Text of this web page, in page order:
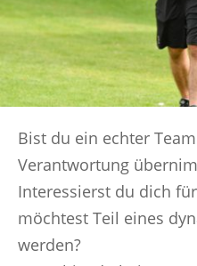
Bist du ein echter
Verantwortung
Interessierst du dich
möchtest Teil eines
werden?